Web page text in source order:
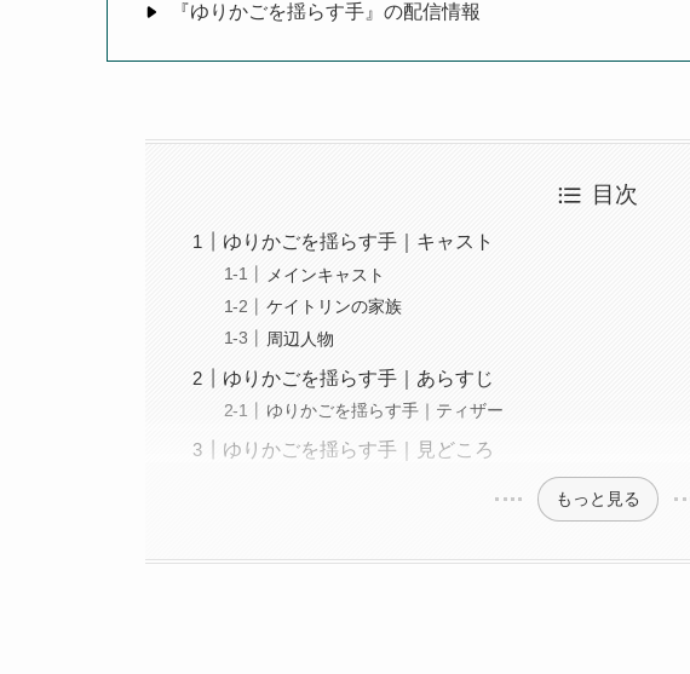
『ゆりかごを揺らす手』の配信情報
目次
ゆりかごを揺らす手｜キャスト
メインキャスト
ケイトリンの家族
周辺人物
ゆりかごを揺らす手｜あらすじ
ゆりかごを揺らす手｜ティザー
ゆりかごを揺らす手｜見どころ
もっと見る